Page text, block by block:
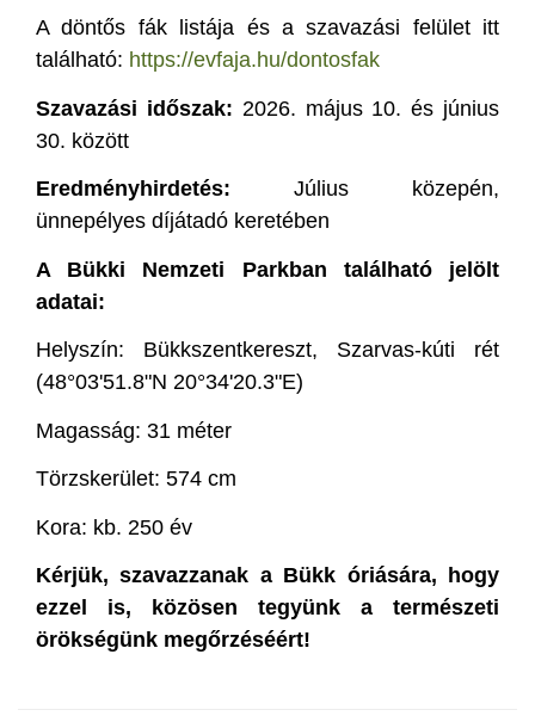
A döntős fák listája és a szavazási felület itt
található: https://evfaja.hu/dontosfak
Szavazási időszak: 2026. május 10. és június
30. között
Eredményhirdetés: Július közepén,
ünnepélyes díjátadó keretében
A Bükki Nemzeti Parkban található jelölt
adatai:
Helyszín: Bükkszentkereszt, Szarvas-kúti rét
(48°03'51.8"N 20°34'20.3"E)
Magasság: 31 méter
Törzskerület: 574 cm
Kora: kb. 250 év
Kérjük, szavazzanak a Bükk óriására, hogy
ezzel is, közösen tegyünk a természeti
örökségünk megőrzéséért!